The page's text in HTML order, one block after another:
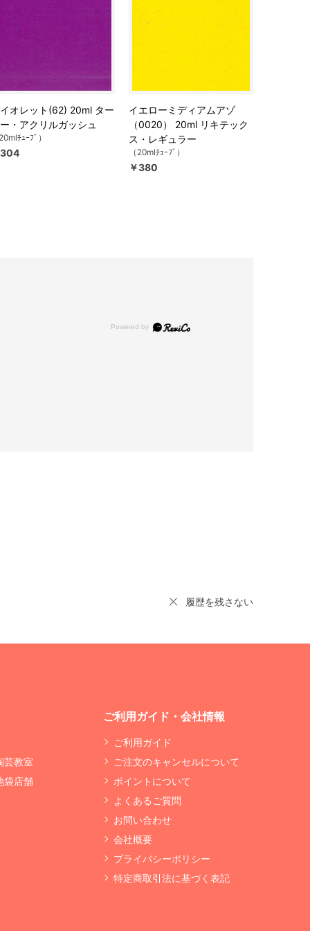
オレット(62) 20ml ター
・アクリルガッシュ
ﾁｭｰﾌﾞ）
イエローミディアムアゾ
（0020） 20ml リキテック
ス・レギュラー
（20mlﾁｭｰﾌﾞ）
￥380
履歴を残さない
芸教室
袋店舗
ご利用ガイド・会社情報
ご利用ガイド
ご注文のキャンセルについて
ポイントについて
よくあるご質問
お問い合わせ
会社概要
プライバシーポリシー
特定商取引法に基づく表記